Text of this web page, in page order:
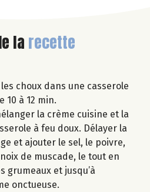
larecette
choux dans une casserole
10 à 12 min.
la crème cuisine et la
à feu doux. Délayer la
et ajouter le sel, le poivre,
de muscade, le tout en
grumeaux et jusqu’à
onctueuse.